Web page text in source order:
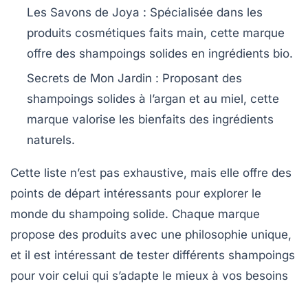
Les Savons de Joya : Spécialisée dans les
produits cosmétiques faits main, cette marque
offre des shampoings solides en ingrédients bio.
Secrets de Mon Jardin : Proposant des
shampoings solides à l’argan et au miel, cette
marque valorise les bienfaits des ingrédients
naturels.
Cette liste n’est pas exhaustive, mais elle offre des
points de départ intéressants pour explorer le
monde du shampoing solide. Chaque marque
propose des produits avec une philosophie unique,
et il est intéressant de tester différents shampoings
pour voir celui qui s’adapte le mieux à vos besoins